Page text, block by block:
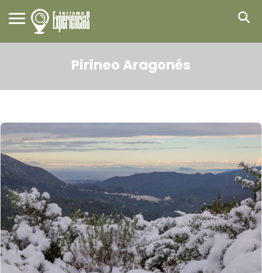
Pirineo Aragonés